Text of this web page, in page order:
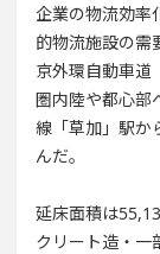
企業の物流効率
的物流施設の需
京外環自動車道
圏内陸や都心部
線「草加」駅か
んだ。
延床面積は
クリート造・一